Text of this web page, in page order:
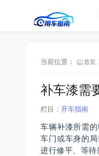
当前位置： 首页
补车漆需
栏目： 开车指南
车辆补漆所需
车门或车身的
进行修平、等待